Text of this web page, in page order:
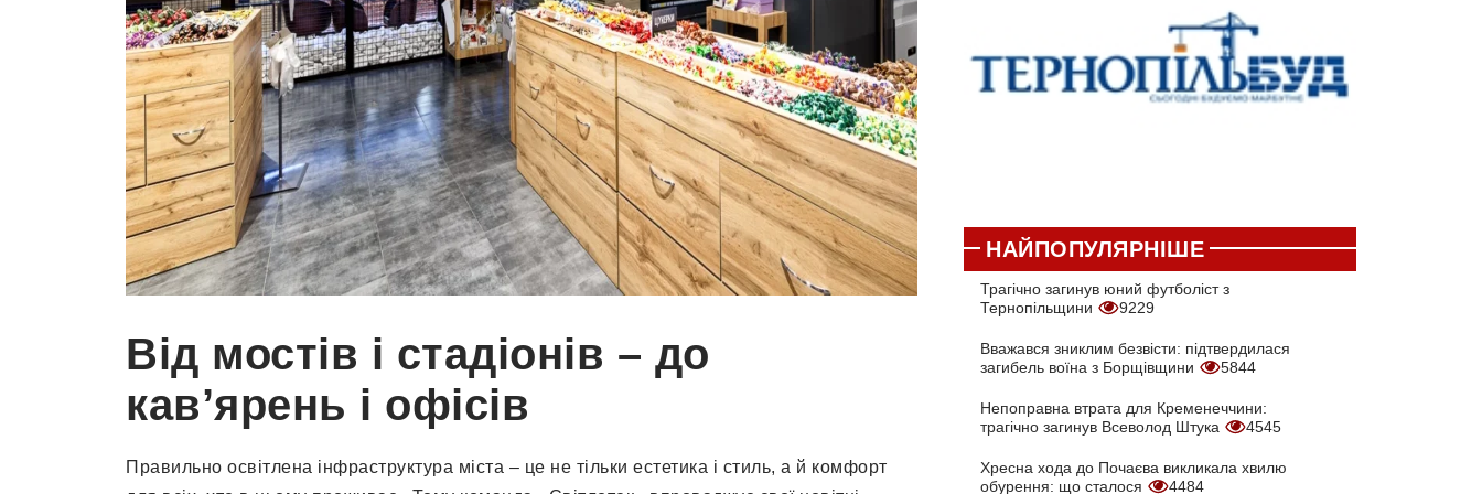
Від мостів і стадіонів – до
кав’ярень і офісів
Правильно освітлена інфраструктура міста – це не тільки естетика і стиль, а й комфорт
НАЙПОПУЛЯРНІШЕ
Трагічно загинув юний футболіст з
Тернопільщини
9229
Вважався зниклим безвісти: підтвердилася
загибель воїна з Борщівщини
5844
Непоправна втрата для Кременеччини:
трагічно загинув Всеволод Штука
4545
Хресна хода до Почаєва викликала хвилю
обурення: що сталося
4484